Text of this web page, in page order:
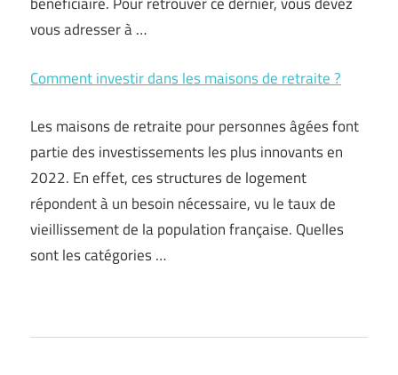
vous adresser à …
Comment investir dans les maisons de retraite ?
Les maisons de retraite pour personnes âgées font
partie des investissements les plus innovants en
2022. En effet, ces structures de logement
répondent à un besoin nécessaire, vu le taux de
vieillissement de la population française. Quelles
sont les catégories …